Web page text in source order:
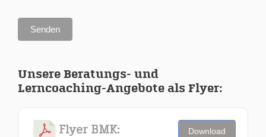
Senden
Unsere Beratungs- und
Lerncoaching-Angebote als Flyer:
Flyer BMK:
Download